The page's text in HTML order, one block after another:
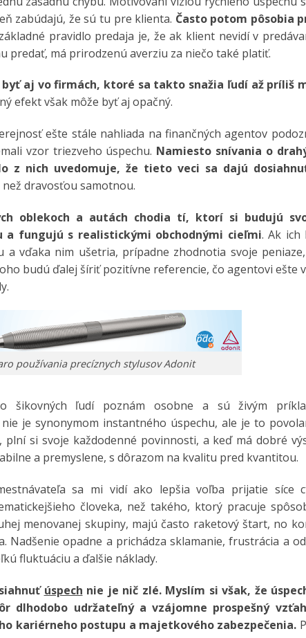
zabúdajú, že sú tu pre klienta. Často potom pôsobia
pravidlo predaja je, že ak klient nevidí v
predať, má prirodzenú averziu za niečo také platiť.
byť aj vo firmách, ktoré sa takto snažia ľudí až príliš
efekt však môže byť aj opačný.
ešte stále nahliada na finančných agentov
vzor triezveho úspechu. Namiesto snívania o
z nich uvedomuje, že tieto veci sa dajú
než dravosťou samotnou.
oblekoch a autách chodia tí, ktorí si budujú
a fungujú s realistickými obchodnými cieľmi. Ak ich
a vďaka nim ušetria, prípadne zhodnotia svoje
budú ďalej šíriť pozitívne referencie, čo agentovi ešte
používania precíznych stylusov Adonit
šikovných ľudí poznám osobne a sú živým
je synonymom instantného úspechu, ale je to
plní si svoje každodenné povinnosti, a keď má dobré
a premyslene, s dôrazom na kvalitu pred kvantitou.
sa mi vidí ako lepšia voľba prijatie síce
človeka, než takého, ktorý pracuje
menovanej skupiny, majú často raketový štart, no
Nadšenie opadne a prichádza sklamanie, frustrácia a
fluktuáciu a ďalšie náklady.
úspech nie je nič zlé. Myslím si však, že
dlhodobo udržateľný a vzájomne prospešný
kariérneho postupu a majetkového zabezpečenia.